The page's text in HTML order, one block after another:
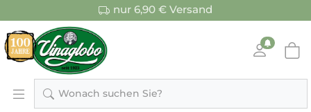
nur 6,90 € Versand
Wonach suchen Sie?